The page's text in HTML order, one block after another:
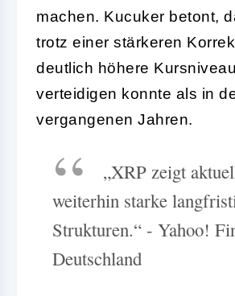
machen. Kucuker betont,
trotz einer stärkeren
deutlich höhere
verteidigen konnte als in
vergangenen Jahren.
„XRP zeigt
weiterhin starke
Strukturen.“ - Yahoo!
Deutschland